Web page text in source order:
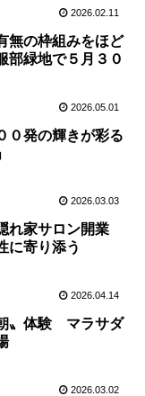
2026.02.11
無の枠組みをほど
緑地で５月３０
2026.05.01
０発の輝きが彩る
2026.03.03
れ家サロン開業
に寄り添う
2026.04.14
〟体験 マラサダ
2026.03.02